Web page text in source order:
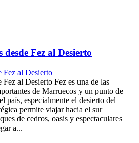
Fez al Desierto
Fez al Desierto
al Desierto Fez es una de las
de Marruecos y un punto de
país, especialmente el desierto del
permite viajar hacia el sur
de cedros, oasis y espectaculares
a...